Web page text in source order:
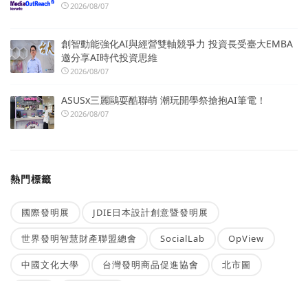
2026/08/07
創智動能強化AI與經營雙軸競爭力 投資長受臺大EMBA
邀分享AI時代投資思維
2026/08/07
ASUSx三麗鷗耍酷聯萌 潮玩開學祭搶抱AI筆電！
2026/08/07
熱門標籤
國際發明展 JDIE日本設計創意暨發明展
世界發明智慧財產聯盟總會 SocialLab OpView
中國文化大學 台灣發明商品促進協會 北市圖